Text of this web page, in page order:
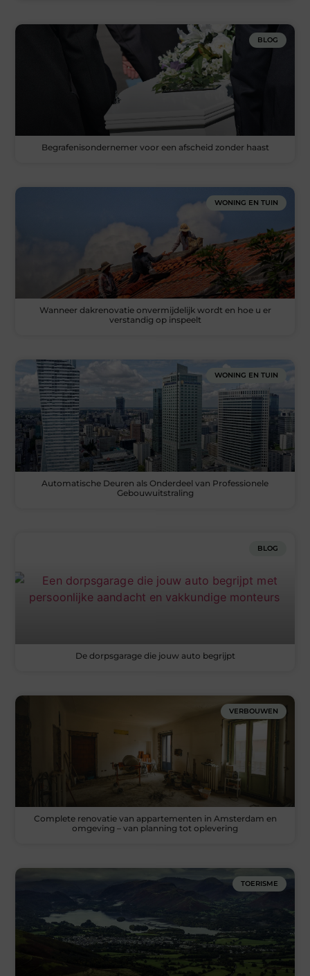
BLOG
Begrafenisondernemer voor een afscheid zonder haast
WONING EN TUIN
Wanneer dakrenovatie onvermijdelijk wordt en hoe u er
verstandig op inspeelt
WONING EN TUIN
Automatische Deuren als Onderdeel van Professionele
Gebouwuitstraling
BLOG
De dorpsgarage die jouw auto begrijpt
VERBOUWEN
Complete renovatie van appartementen in Amsterdam en
omgeving – van planning tot oplevering
TOERISME